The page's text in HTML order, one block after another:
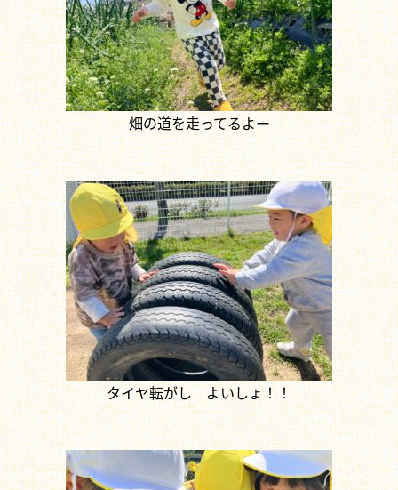
畑の道を走ってるよー
タイヤ転がし よいしょ！！